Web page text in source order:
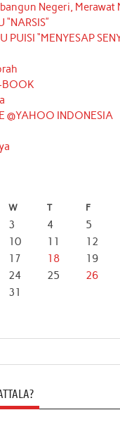
Negeri, Merawat
“NARSIS”
PUISI “MENYESAP
BOOK
@YAHOO INDONESIA
W T F
3 4 5
10 11 12
17 18 19
24 25 26
31